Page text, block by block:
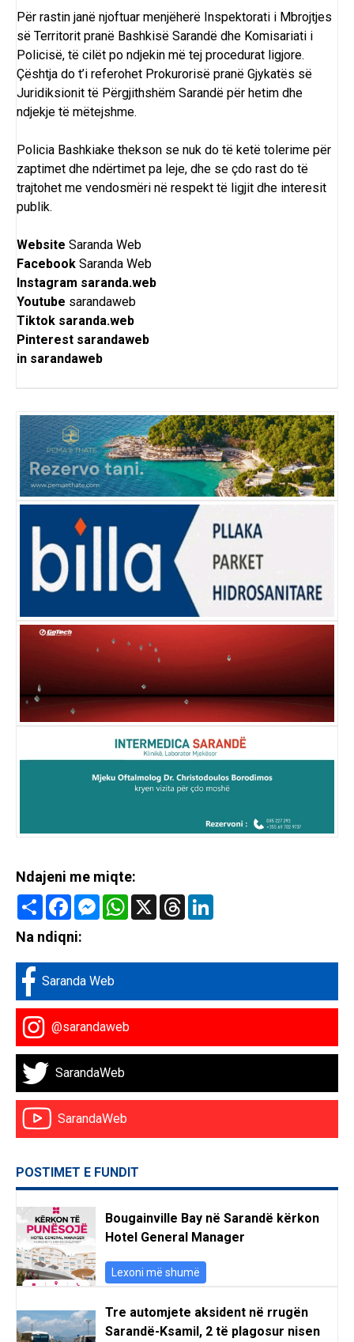
Për rastin janë njoftuar menjëherë Inspektorati i Mbrojtjes
së Territorit pranë Bashkisë Sarandë dhe Komisariati i
Policisë, të cilët po ndjekin më tej procedurat ligjore.
Çështja do t’i referohet Prokurorisë pranë Gjykatës së
Juridiksionit të Përgjithshëm Sarandë për hetim dhe
ndjekje të mëtejshme.
Policia Bashkiake thekson se nuk do të ketë tolerime për
zaptimet dhe ndërtimet pa leje, dhe se çdo rast do të
trajtohet me vendosmëri në respekt të ligjit dhe interesit
publik.
Website Saranda Web
Facebook Saranda Web
Instagram saranda.web
Youtube sarandaweb
Tiktok saranda.web
Pinterest sarandaweb
in sarandaweb
Ndajeni me miqte:
Share FacebookMessenger
WhatsApp
X Threads
Na ndiqni:
Saranda Web
@sarandaweb
SarandaWeb
SarandaWeb
POSTIMET E FUNDIT
Bougainville Bay në Sarandë kërkon
Hotel General Manager
Lexoni më shumë
Tre automjete aksident në rrugën
Sarandë-Ksamil, 2 të plagosur nisen